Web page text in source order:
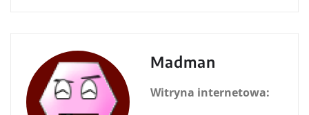
Madman
Witryna internetowa: